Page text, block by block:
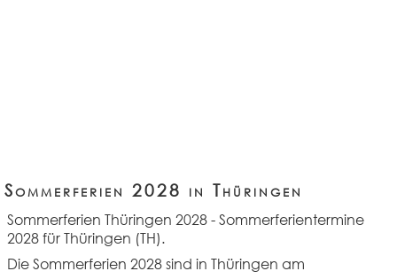
Sommerferien 2028 in Thüringen
Sommerferien Thüringen 2028- Sommerferientermine
2028 für Thüringen (TH).
Die Sommerferien 2028 sind in Thüringen am